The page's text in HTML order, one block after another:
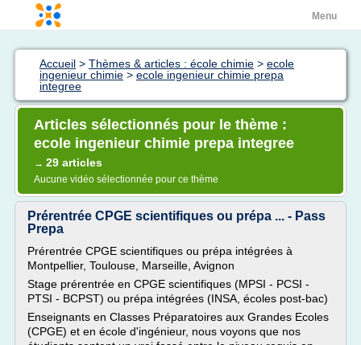
Menu
Accueil > Thèmes & articles : école chimie > ecole
ingenieur chimie > ecole ingenieur chimie prepa
integree
Articles sélectionnés pour le thème :
ecole ingenieur chimie prepa integree
→ 29 articles
Aucune vidéo sélectionnée pour ce thème
Prérentrée CPGE scientifiques ou prépa ... - Pass
Prepa
Prérentrée CPGE scientifiques ou prépa intégrées à
Montpellier, Toulouse, Marseille, Avignon
Stage prérentrée en CPGE scientifiques (MPSI - PCSI -
PTSI - BCPST) ou prépa intégrées (INSA, écoles post-bac)
Enseignants en Classes Préparatoires aux Grandes Ecoles
(CPGE) et en école d'ingénieur, nous voyons que nos